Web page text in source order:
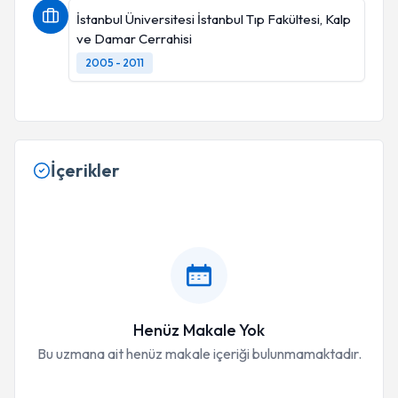
ürler...MehmetYıldırımURAZ/11.01.2016
İstanbul Üniversitesi İstanbul Tıp Fakültesi, Kalp
ve Damar Cerrahisi
2005 - 2011
İçerikler
Henüz Makale Yok
Bu uzmana ait henüz makale içeriği bulunmamaktadır.